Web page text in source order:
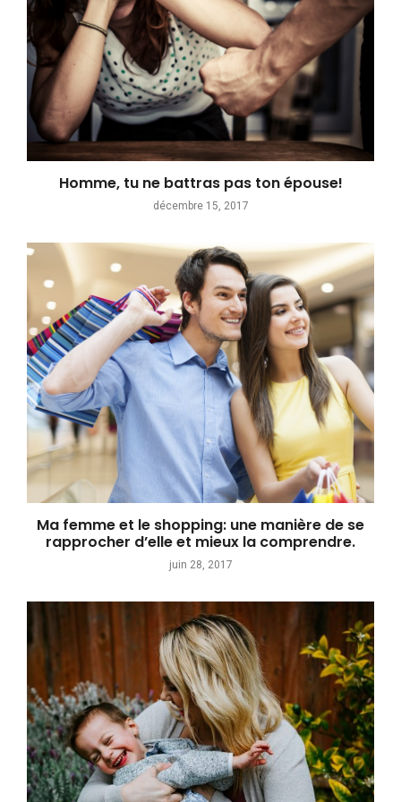
Homme, tu ne battras pas ton épouse!
décembre 15, 2017
Ma femme et le shopping: une manière de se
rapprocher d’elle et mieux la comprendre.
juin 28, 2017